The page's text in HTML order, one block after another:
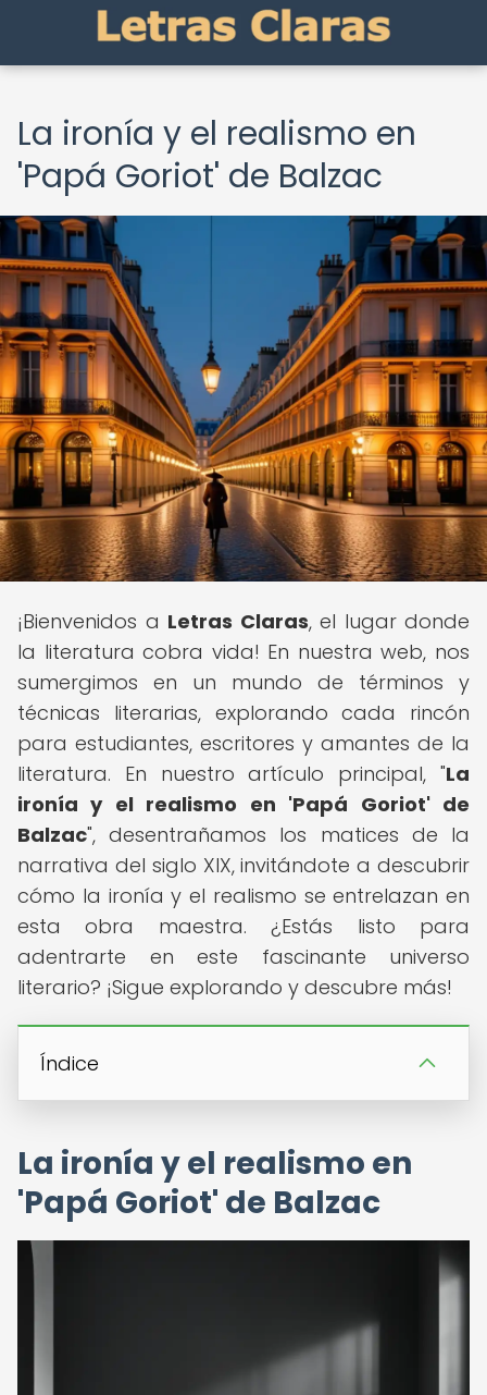
La ironía y el realismo en
'Papá Goriot' de Balzac
¡Bienvenidos a Letras Claras, el lugar donde
la literatura cobra vida! En nuestra web, nos
sumergimos en un mundo de términos y
técnicas literarias, explorando cada rincón
para estudiantes, escritores y amantes de la
literatura. En nuestro artículo principal, "La
ironía y el realismo en 'Papá Goriot' de
Balzac", desentrañamos los matices de la
narrativa del siglo XIX, invitándote a descubrir
cómo la ironía y el realismo se entrelazan en
esta obra maestra. ¿Estás listo para
adentrarte en este fascinante universo
literario? ¡Sigue explorando y descubre más!
Índice
La ironía y el realismo en
'Papá Goriot' de Balzac